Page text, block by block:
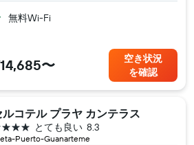
無料Wi-Fi
〜
空き状況
を確認
ルコテル プラヤ カンテラス
Puerto-Guanarteme
8.3
とても良い
星